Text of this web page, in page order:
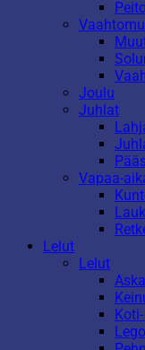
Joulu
Juhlat
Vapaa-
Lelut
Lelut